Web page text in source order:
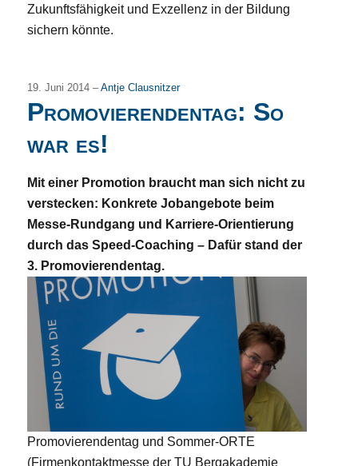
Zukunftsfähigkeit und Exzellenz in der Bildung
sichern könnte.
19. Juni 2014 –Antje Clausnitzer
Promovierendentag: So
war es!
Mit einer Promotion braucht man sich nicht zu
verstecken: Konkrete Jobangebote beim
Messe-Rundgang und Karriere-Orientierung
durch das Speed-Coaching – Dafür stand der
3. Promovierendentag.
Promovierendentag und Sommer-ORTE
(Firmenkontaktmesse der TU Bergakademie